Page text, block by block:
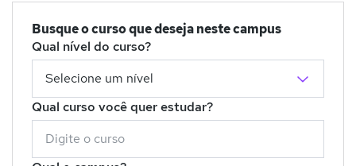
Busque o curso que deseja neste campus
Qual nível do curso?
Qual curso você quer estudar?